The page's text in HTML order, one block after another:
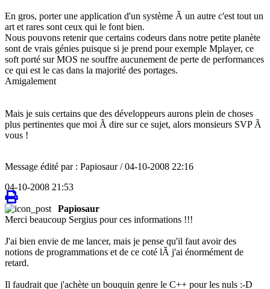
En gros, porter une application d'un système Ã un autre c'est tout un
art et rares sont ceux qui le font bien.
Nous pouvons retenir que certains codeurs dans notre petite planète
sont de vrais génies puisque si je prend pour exemple Mplayer, ce
soft porté sur MOS ne souffre aucunement de perte de performances
ce qui est le cas dans la majorité des portages.
Amigalement
Mais je suis certains que des développeurs aurons plein de choses
plus pertinentes que moi Ã dire sur ce sujet, alors monsieurs SVP Ã
vous !
Message édité par : Papiosaur / 04-10-2008 22:16
04-10-2008 21:53
Papiosaur
Merci beaucoup Sergius pour ces informations !!!
J'ai bien envie de me lancer, mais je pense qu'il faut avoir des
notions de programmations et de ce coté lÃ j'ai énormément de
retard.
Il faudrait que j'achète un bouquin genre le C++ pour les nuls :-D